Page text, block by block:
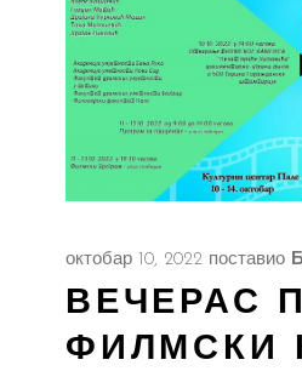
октобар 10, 2022 поставио
ВЕЧЕРАС
ФИЛМСКИ